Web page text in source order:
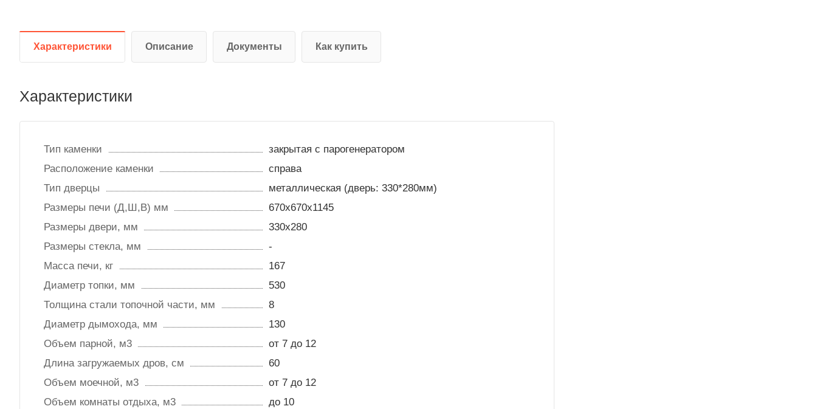
Характеристики Описание Документы Как купить
Характеристики
Тип каменки
закрытая с парогенератором
Расположение каменки
справа
Тип дверцы
металлическая (дверь: 330*280мм)
Размеры печи (Д,Ш,В) мм
670x670x1145
Размеры двери, мм
330x280
Размеры стекла, мм
-
Масса печи, кг
167
Диаметр топки, мм
530
Толщина стали топочной части, мм
8
Диаметр дымохода, мм
130
Объем парной, м3
от 7 до 12
Длина загружаемых дров, см
60
Объем моечной, м3
от 7 до 12
Объем комнаты отдыха, м3
до 10